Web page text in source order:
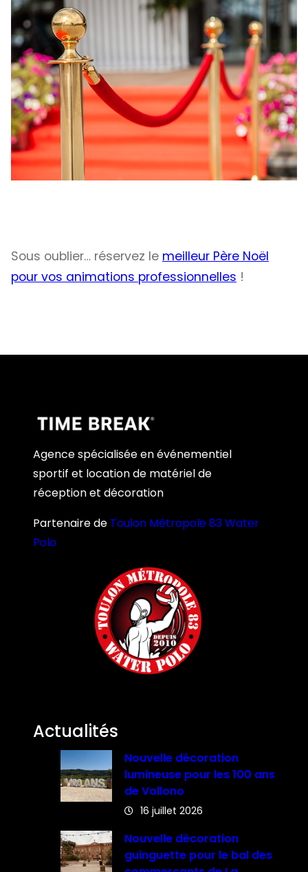
Sous oublier… réservez le meilleur Père Noël
pour vos animations professionnelles !
Agence spécialisée en événementiel
sportif et location de matériel de
réception et décoration
Partenaire de Toulon Métropole 83 Water
Polo
Actualités
Nouvelle décoration
lumineuse pour les 100 ans
de Vollono
16 juillet 2026
Nouvelle décoration
guinguette pour le bal des